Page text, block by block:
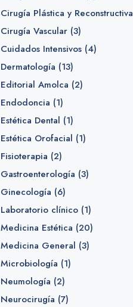
Cirugía Plástica y Reconstructiva
Cirugía Vascular(3)
Cuidados Intensivos(4)
Dermatología (13)
Editorial Amolca (2)
Endodoncia (1)
Estética Dental (1)
Estética Orofacial (1)
Fisioterapia (2)
Gastroenterología (3)
Ginecología (6)
Laboratorio clínico(1)
Medicina Estética (20)
Medicina General (3)
Microbiología (1)
Neumología (2)
Neurocirugía (7)